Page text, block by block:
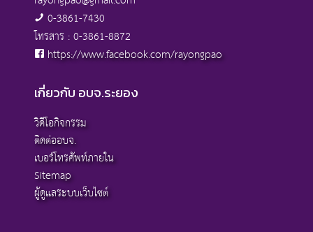
0-3861-7430
โทรสาร : 0-3861-8872
https://www.facebook.com/rayongpao
เกี่ยวกับ อบจ.ระยอง
วิดีโอกิจกรรม
ติดต่ออบจ.
เบอร์โทรศัพท์ภายใน
Sitemap
ผู้ดูแลระบบเว็บไซต์